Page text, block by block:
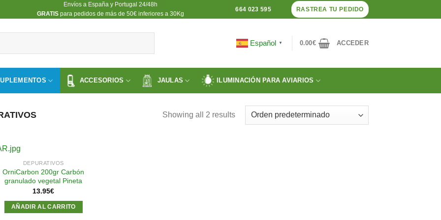
Envíos a España y Portugal 24/48h
​GRATISpara pedidos de más de 50€ inferiores a 30Kg
664 023 595 RASTREA TU PEDIDO
Español ▼ 0.00€ ACCEDER
ACCESORIOS JAULAS ILUMINACIÓN PARA AVIARIOS
Showing all 2 results
lista de
DEPURATIVOS
OrniCarbon 200gr Carbón
granulado vegetal Pineta
13.95€
AÑADIR AL CARRITO